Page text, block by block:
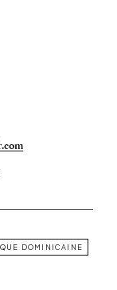
DOMINICAINE